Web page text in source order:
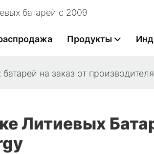
батарей с 2009
Продукты
на заказ от
Литиевых